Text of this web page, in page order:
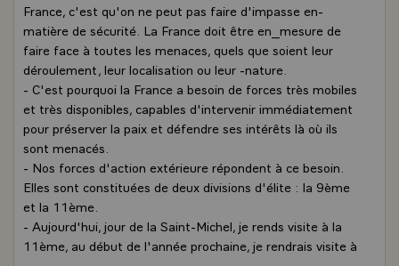
France, c'est qu'on ne peut pas faire d'impasse en-
matière de sécurité. La France doit être en_mesure de
faire face à toutes les menaces, quels que soient leur
déroulement, leur localisation ou leur -nature.
- C'est pourquoi la France a besoin de forces très mobiles
et très disponibles, capables d'intervenir immédiatement
pour préserver la paix et défendre ses intérêts là où ils
sont menacés.
- Nos forces d'action extérieure répondent à ce besoin.
Elles sont constituées de deux divisions d'élite : la 9ème
et la 11ème.
- Aujourd'hui, jour de la Saint-Michel, je rends visite à la
11ème, au début de l'année prochaine, je rendrais visite à